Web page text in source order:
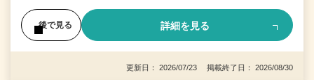
後で見る 詳細を見る
更新日： 2026/07/23 掲載終了日： 2026/08/30